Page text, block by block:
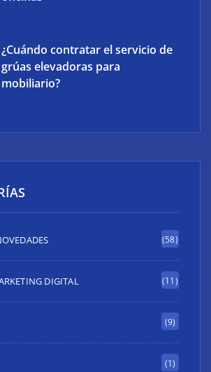
¿Cuándo contratar el servicio de
grúas elevadoras para
mobiliario?
(58)
DIGITAL (11)
(9)
(1)